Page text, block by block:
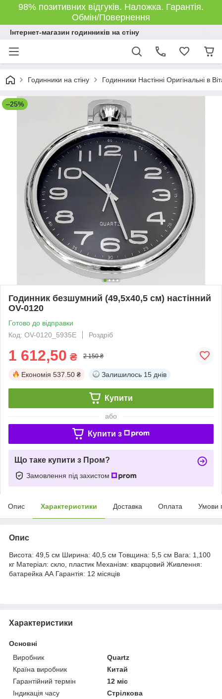
98% позитивних відгуків. Наложка. Гарантія.
Обмін/Повернення
Інтернет-магазин годинників на стіну
Годинники на стіну Годинники Настінні Оригінальні в
–25%
Годинник безшумний (49,5х40,5 см) настінний
OV-0120
Готово до відправки
Код: OV-0120_5935E
Роздріб
1 612,50 ₴ 2 150 ₴
Економія 537.50 ₴ Залишилось 15 днів
Купити
або
Купити з
Що таке купити з Пром?
Замовлення під захистом
Опис Характеристики Доставка Оплата Умови
Опис
Висота: 49,5 см Ширина: 40,5 см Товщина: 5,5 см Вага: 1,100
кг Матеріал: скло, пластик Механізм: кварцовий Живлення:
батарейка АА Гарантія: 12 місяців
Характеристики
Основні
Виробник
Quartz
Країна виробник
Китай
Гарантійний термін
12 міс
Індикація часу
Стрілкова